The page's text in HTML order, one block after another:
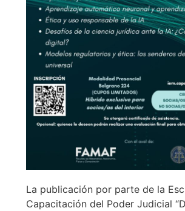
La publicación por parte de la
Capacitación del Poder Judicial